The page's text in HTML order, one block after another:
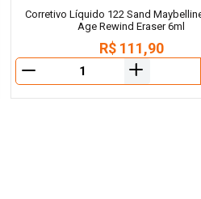
Corretivo Líquido 122 Sand
Age Rewind Eraser 6ml
R$ 111,90
＋